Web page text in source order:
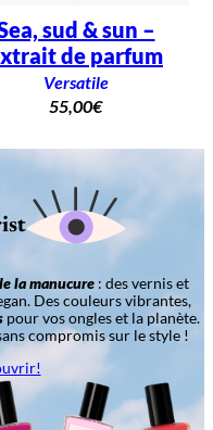
sud & sun –
de parfum
Versatile
55,00€
la manucure: des vernis et
Des couleurs vibrantes,
pour vos ongles et la planète.
compromis sur le style !